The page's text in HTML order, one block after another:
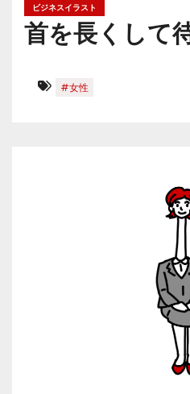
ビジネスイラスト
首を長くして
#女性